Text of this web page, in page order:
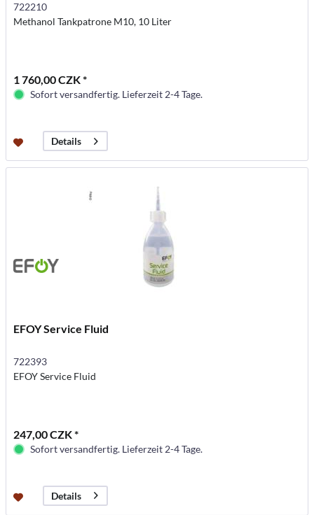
722210
Methanol Tankpatrone M10, 10 Liter
1 760,00 CZK *
Sofort versandfertig. Lieferzeit 2-4 Tage.
Details
EFOY Service Fluid
722393
EFOY Service Fluid
247,00 CZK *
Sofort versandfertig. Lieferzeit 2-4 Tage.
Details